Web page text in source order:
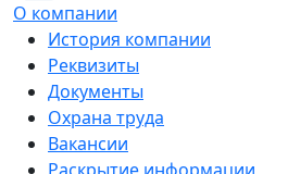
О компании
История компании
Реквизиты
Документы
Охрана труда
Вакансии